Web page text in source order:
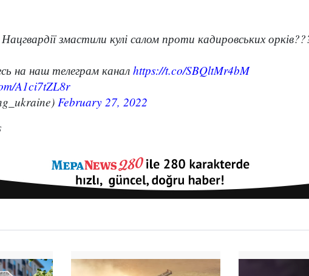
змастили кулі салом проти кадировських
на наш телеграм каналhttps://t.co/SBQltMr4bM
A1ci7tZL8r
February 27, 2022